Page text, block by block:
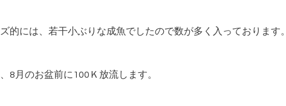
的には、若干小ぶりな成魚でしたので数が多く入っております。
8月のお盆前に100Ｋ放流します。